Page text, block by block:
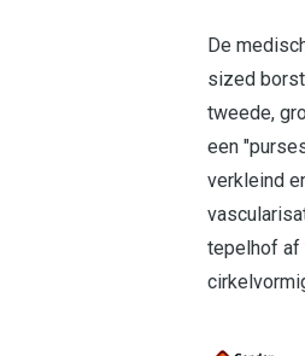
De
sized
tweede,
een
verkleind
tepelhof af